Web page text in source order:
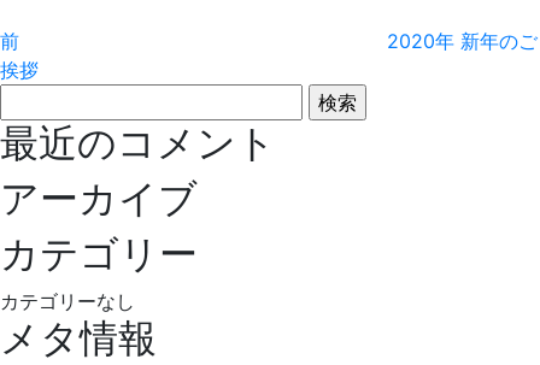
ビ
ゲ
ー
シ
ョ
ン
前
2020年 新年のご
挨拶
索:
最近のコメント
アーカイブ
カテゴリー
カテゴリーなし
メタ情報